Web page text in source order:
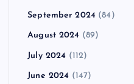
September 2024 (84)
August 2024 (89)
July 2024 (112)
June 2024 (147)